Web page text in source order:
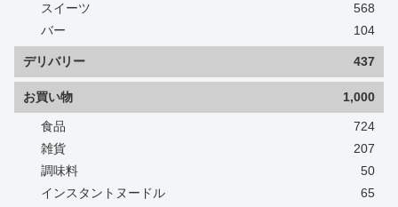
スイーツ
568
バー
104
デリバリー 437
お買い物 1,000
食品
724
雑貨
207
調味料
50
インスタントヌードル
65